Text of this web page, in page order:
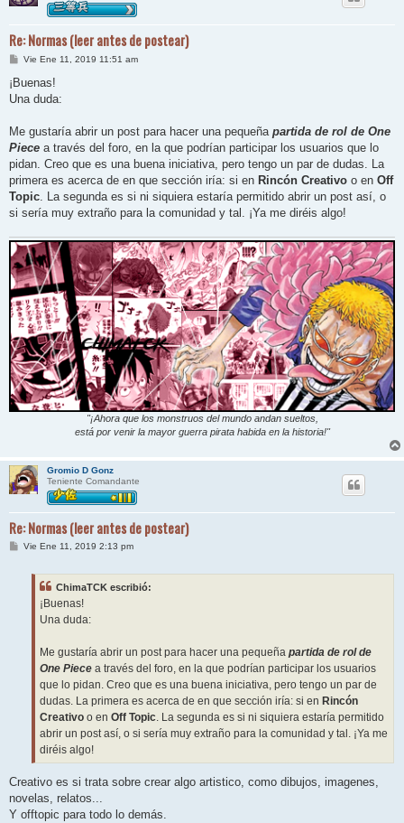
Re: Normas (leer antes de postear)
M
n
a
Vie Ene 11, 2019 11:51 am
¡Buenas!
Una duda:
Me gustaría abrir un post para hacer una pequeña partida de rol de One
Piece a través del foro, en la que podrían participar los usuarios que lo
pidan. Creo que es una buena iniciativa, pero tengo un par de dudas. La
primera es acerca de en que sección iría: si en Rincón Creativo o en Off
Topic . La segunda es si ni siquiera estaría permitido abrir un post así, o
si sería muy extraño para la comunidad y tal. ¡Ya me diréis algo!
"¡Ahora que los monstruos del mundo andan sueltos,
está por venir la mayor guerra pirata habida en la historia!"
Gromio D Gonz
Teniente Comandante
Re: Normas (leer antes de postear)
MVie Ene 11, 2019 2:13 pm
ChimaTCK escribió:
¡Buenas!
Una duda:
Me gustaría abrir un post para hacer una pequeña partida de rol de
One Piece a través del foro, en la que podrían participar los usuarios
que lo pidan. Creo que es una buena iniciativa, pero tengo un par de
dudas. La primera es acerca de en que sección iría: si en Rincón
Creativo o en Off Topic . La segunda es si ni siquiera estaría permitido
abrir un post así, o si sería muy extraño para la comunidad y tal. ¡Ya me
diréis algo!
Creativo es si trata sobre crear algo artistico, como dibujos, imagenes,
novelas, relatos...
Y offtopic para todo lo demás.